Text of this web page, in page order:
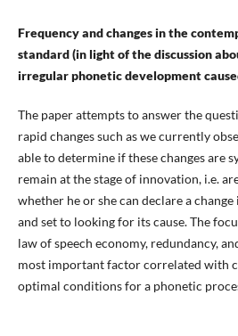
Frequency and changes in the
standard (in light of the discussion
irregular phonetic development
The paper attempts to answer the
rapid changes such as we currently
able to determine if these changes are
remain at the stage of innovation, i.e.
whether he or she can declare a
and set to looking for its cause. The
law of speech economy, redundancy,
most important factor correlated with
optimal conditions for a phonetic